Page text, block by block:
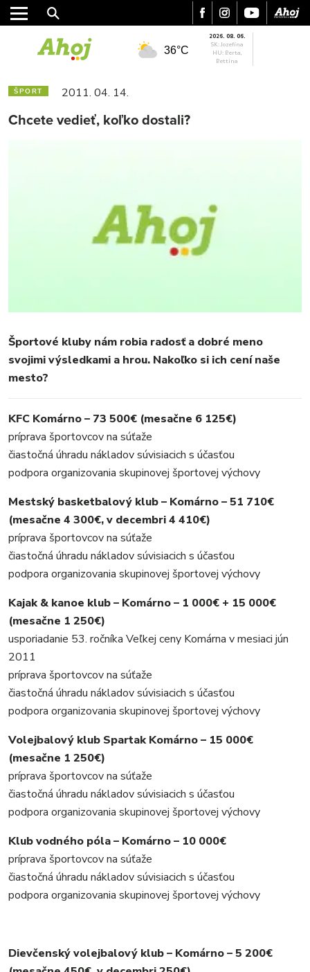
MESTO
REGIÓN
ŠPORT
KULTÚRA
MIX
36°C
2026. 08. 06.
SK: Jozefína
HU: Berta,
Bettina
ŠPORT 2011. 04. 14.
Chcete vedieť, koľko dostali?
Športové kluby nám robia radosť a dobré meno
svojimi výsledkami a hrou. Nakoľko si ich cení naše
mesto?
KFC Komárno – 73 500€ (mesačne 6 125€)
príprava športovcov na súťaže
čiastočná úhradu nákladov súvisiacich s účasťou
podpora organizovania skupinovej športovej výchovy
Mestský basketbalový klub – Komárno – 51 710€
(mesačne 4 300€, v decembri 4 410€)
príprava športovcov na súťaže
čiastočná úhradu nákladov súvisiacich s účasťou
podpora organizovania skupinovej športovej výchovy
Kajak & kanoe klub – Komárno – 1 000€ + 15 000€
(mesačne 1 250€)
usporiadanie 53. ročníka Veľkej ceny Komárna v mesiaci jún
2011
príprava športovcov na súťaže
čiastočná úhradu nákladov súvisiacich s účasťou
podpora organizovania skupinovej športovej výchovy
Volejbalový klub Spartak Komárno – 15 000€
(mesačne 1 250€)
príprava športovcov na súťaže
čiastočná úhradu nákladov súvisiacich s účasťou
podpora organizovania skupinovej športovej výchovy
Klub vodného póla – Komárno – 10 000€
príprava športovcov na súťaže
čiastočná úhradu nákladov súvisiacich s účasťou
podpora organizovania skupinovej športovej výchovy
Dievčenský volejbalový klub – Komárno – 5 200€